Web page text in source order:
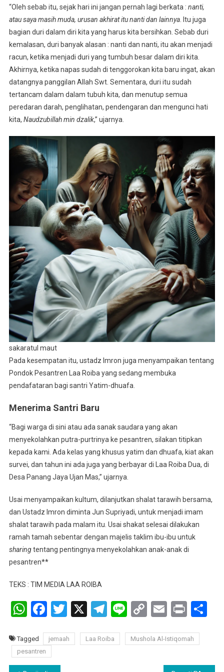
“Oleh sebab itu, sejak hari ini jangan pernah lagi berkata : nanti,
atau saya masih muda, urusan akhirat itu nanti dan lainnya. Itu juga
bagian duri dalam diri kita yang harus kita bersihkan. Sebab duri
kemalasan, duri banyak alasan : nanti dan nanti, itu akan menjadi
racun, ketika menjadi duri yang tumbuh besar dalam diri kita.
Akhirnya, ketika napas sudah di tenggorokan kita baru ingat, akan
datangnya panggilan Allah Swt. Sementara, duri itu sudah
tertancam dalam dalam tubuh kita, dan menutup semua
peredaran darah, penglihatan, pendengaran dan mengunci hati
kita, Naudzubillah min dzalik,” ujarnya.
sakaratul maut
Pada kesempatan itu, ustadz Imron juga menyampaikan tentang
Pondok Pesantren Laa Roiba yang sedang membuka
pendafataran bagi santri Yatim-dhuafa.
Menerima Santri Baru
“Bagi warga di sini atau ada sanak saudara yang akan
menyekolahkan putra-purtrinya ke pesantren, silakan titipkan
kepada kami. Ada kelas yang khusus yatim dan dhuafa, kiat akan
survei, dan tahun ini ada juga yang berbayar di Laa Roiba Dua, di
Desa Panang Jaya Ujan Mas,” ujarnya.
Usai menyampaikan kultum, dilanjutkan shalat tarawih bersama,
dan Ustadz Imron diminta Jun Supriyadi, untuk menjadi imam
shalat tarawih pada malam itu. Usai shakat selesai dilakukan
ramah tamah sebentar dengan majelis taklim ibu-ibu untuk
sharingtentang pentingnya menyekolahkan anak-anak di
pesantren**
TEKS : TIM MEDIA LAA ROIBA
WhatsApp
Facebook
Twitter
X Telegram
LineCopyEmail
Print
Tagged jemaah Laa Roiba
Mushola Al-Istiqomah
pesantren